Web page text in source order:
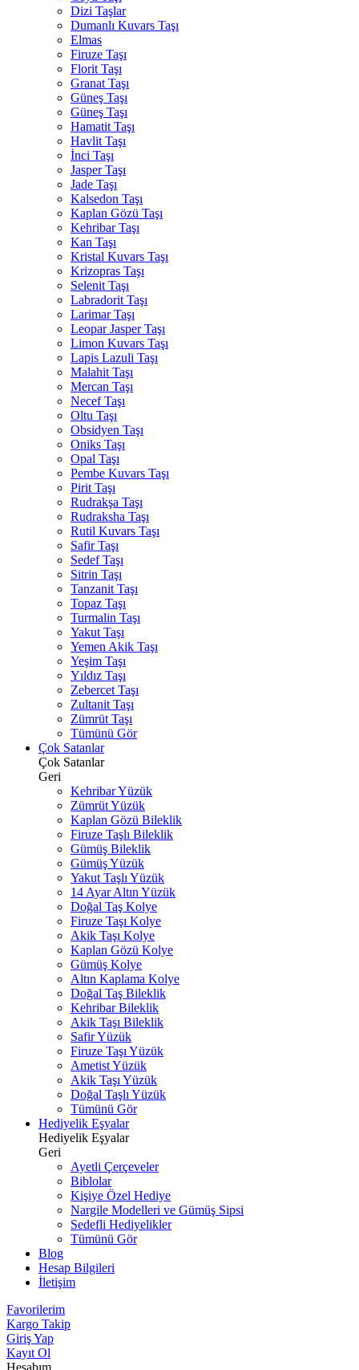
Dizi Taşlar
Dumanlı Kuvars Taşı
Elmas
Firuze Taşı
Florit Taşı
Granat Taşı
Güneş Taşı
Güneş Taşı
Hamatit Taşı
Havlit Taşı
İnci Taşı
Jasper Taşı
Jade Taşı
Kalsedon Taşı
Kaplan Gözü Taşı
Kehribar Taşı
Kan Taşı
Kristal Kuvars Taşı
Krizopras Taşı
Selenit Taşı
Labradorit Taşı
Larimar Taşı
Leopar Jasper Taşı
Limon Kuvars Taşı
Lapis Lazuli Taşı
Malahit Taşı
Mercan Taşı
Necef Taşı
Oltu Taşı
Obsidyen Taşı
Oniks Taşı
Opal Taşı
Pembe Kuvars Taşı
Pirit Taşı
Rudrakşa Taşı
Rudraksha Taşı
Rutil Kuvars Taşı
Safir Taşı
Sedef Taşı
Sitrin Taşı
Tanzanit Taşı
Topaz Taşı
Turmalin Taşı
Yakut Taşı
Yemen Akik Taşı
Yeşim Taşı
Yıldız Taşı
Zebercet Taşı
Zultanit Taşı
Zümrüt Taşı
Tümünü Gör
Çok Satanlar
Çok Satanlar
Geri
Kehribar Yüzük
Zümrüt Yüzük
Kaplan Gözü Bileklik
Firuze Taşlı Bileklik
Gümüş Bileklik
Gümüş Yüzük
Yakut Taşlı Yüzük
14 Ayar Altın Yüzük
Doğal Taş Kolye
Firuze Taşı Kolye
Akik Taşı Kolye
Kaplan Gözü Kolye
Gümüş Kolye
Altın Kaplama Kolye
Doğal Taş Bileklik
Kehribar Bileklik
Akik Taşı Bileklik
Safir Yüzük
Firuze Taşı Yüzük
Ametist Yüzük
Akik Taşı Yüzük
Doğal Taşlı Yüzük
Tümünü Gör
Hediyelik Eşyalar
Hediyelik Eşyalar
Geri
Ayetli Çerçeveler
Biblolar
Kişiye Özel Hediye
Nargile Modelleri ve Gümüş Sipsi
Sedefli Hediyelikler
Tümünü Gör
Blog
Hesap Bilgileri
İletişim
Favorilerim
Kargo Takip
Giriş Yap
Kayıt Ol
Hesabım